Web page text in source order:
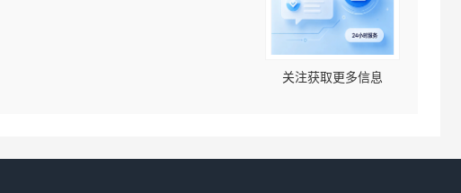
关注获取更多信息